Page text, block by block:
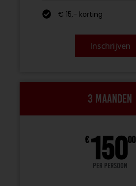
€ 15,- korting
Inschrijven
3 maanden
€15000
per persoon